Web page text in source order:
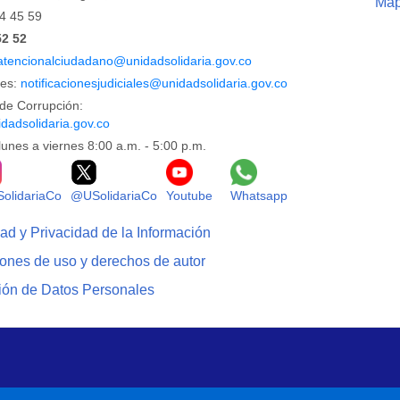
45 59
52
notificacionesjudiciales@unidadsolidaria.gov.co
Corrupción:
a viernes 8:00 a.m. - 5:00 p.m.
Logo Instagram
@USolidariaCoLogo X
YoutubeLogo Youtube
WhatsappLogo Whatsapp
y Privacidad de la Información
de uso y derechos de autor
de Datos Personales